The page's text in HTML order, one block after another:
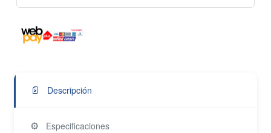
📄 Descripción
⚙️ Especificaciones